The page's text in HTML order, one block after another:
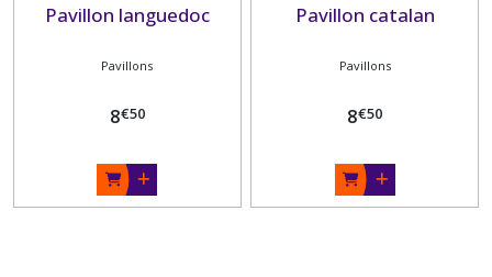
Pavillon languedoc
Pavillons
8€50
Pavillon catalan
Pavillons
8€50